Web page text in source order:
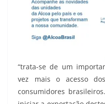
“trata-se de um
vez mais o acesso
consumidores